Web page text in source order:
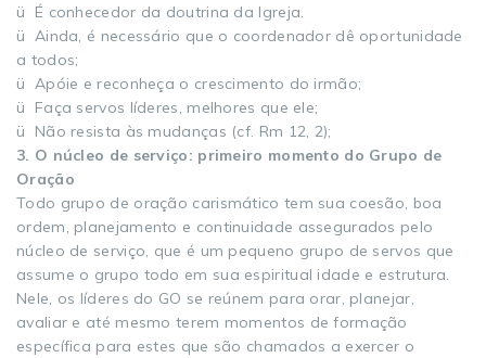
ü É conhecedor da doutrina da Igreja.
ü Ainda, é necessário que o coordenador dê oportunidade
a todos;
ü Apóie e reconheça o crescimento do irmão;
ü Faça servos líderes, melhores que ele;
ü Não resista às mudanças (cf. Rm 12, 2);
3. O núcleo de serviço: primeiro momento do Grupo de
Oração
Todo grupo de oração carismático tem sua coesão, boa
ordem, planejamento e continuidade assegurados pelo
núcleo de serviço, que é um pequeno grupo de servos que
assume o grupo todo em sua espiritual idade e estrutura.
Nele, os líderes do GO se reúnem para orar, planejar,
avaliar e até mesmo terem momentos de formação
específica para estes que são chamados a exercer o